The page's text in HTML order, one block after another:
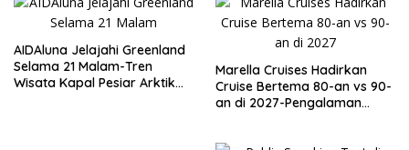
AIDAluna Jelajahi Greenland
Selama 21 Malam-Tren
Wisata Kapal Pesiar Arktik
Marella Cruises Hadirkan
Cruise Bertema 80-an vs 90-
an di 2027-Pengalaman